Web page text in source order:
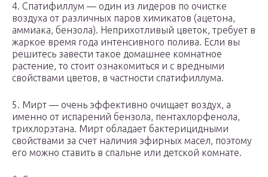
4. Спатифиллум — один из лидеров по очистке
воздуха от различных паров химикатов (ацетона,
аммиака, бензола). Неприхотливый цветок, требует в
жаркое время года интенсивного полива. Если вы
решитесь завести такое домашнее комнатное
растение, то стоит ознакомиться и с вредными
свойствами цветов, в частности спатифиллума.
5. Мирт — очень эффективно очищает воздух, а
именно от испарений бензола, пентахлорфенола,
трихлорэтана. Мирт обладает бактерицидными
свойствами за счет наличия эфирных масел, поэтому
его можно ставить в спальне или детской комнате.